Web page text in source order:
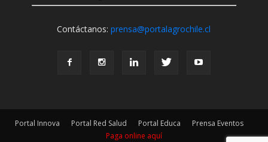
Contáctanos:prensa@portalagrochile.cl
Portal Innova Portal Red Salud Portal Educa
Prensa Eventos
Paga online aquí